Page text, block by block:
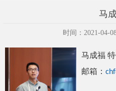
马
时间：2021-04-
马成福
邮箱：